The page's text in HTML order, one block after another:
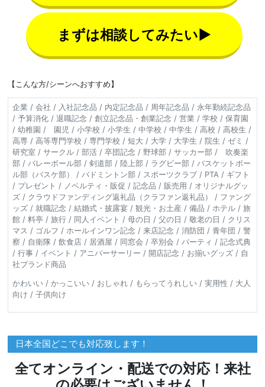
まずは相談してみたい▶
【こんな方/シーンへおすすめ】
企業 / 会社 / 入社記念品 / 内定記念品 / 周年記念品 / 永年勤続記念品
/ 予算消化 / 退職記念 / 創立記念品・創業記念 / 営業 / 学校 / 保育園
/ 幼稚園 / 園児 / 小学校 / 小学生 / 中学校 / 中学生 / 高校 / 高校生 /
高専 / 高等専門学校 / 専門学校 / 短大 / 大学 / 大学生 / 院生 / ゼミ /
研究室 / サークル / 部活 / 卒団記念 / 野球部 / サッカー部 / 吹奏楽
部 / バレーボール部 / 剣道部 / 陸上部 / ラグビー部 / バスケットボー
ル部（バスケ部） / バドミントン部 / スポーツクラブ / PTA / ギフト
/ プレゼント / ノベルティ・販促 / 記念品 / 販売用 / オリジナルグッ
ズ / クラウドファンディング返礼品（クラファン返礼品） / ファング
ッズ / 就職記念 / 結婚式・披露宴 / 観光・お土産 / 備品 / ホテル / 旅
館 / 料亭 / 旅行 / 同人イベント / 母の日 / 父の日 / 敬老の日 / クリス
マス / ゴルフ / ホールインワン記念 / 来店記念 / 消防団 / 青年団 / 警
察 / 自衛隊 / 飲食店 / 居酒屋 / 同窓会 / 卒別会 / パーティ / 記念式典
/ 行事 / イベント / アニバーサーリー / 開店記念 / お揃いグッズ / 自
社ブランド商品
かわいい / かっこいい / おしゃれ / もらってうれしい / 実用性 / 大人
向け / 子供向け
日本全国どこでも対応致します！
全てオンライン・配送での対応！来社